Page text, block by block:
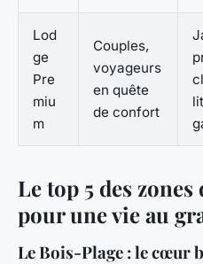
Lod
ge
Pre
miu
m
Couples,
voyageurs
en quête
de confort
Le top 5 des
pour une vie au
Le Bois-Plage : le cœur